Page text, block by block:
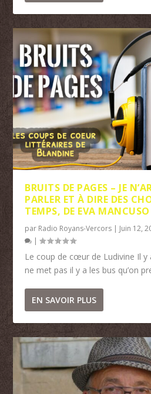
BRUITS DE PAGES – JE
PARLER ET À DIRE DES
TEMPS, DE EVA MANCUSO
par Radio Royans-Vercors | Juin 12,
|
Le coup de cœur de Ludivine Il y
ne met pas il y a les bus qu’on
EN SAVOIR PLUS